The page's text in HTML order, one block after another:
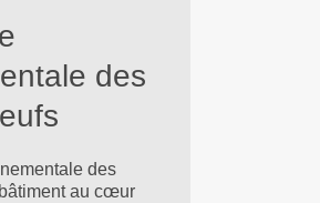
des
des
au cœur